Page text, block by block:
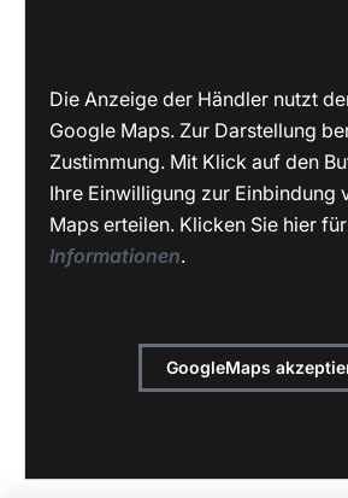
Die Anzeige der Händler nutzt
Google Maps. Zur Darstellung
Zustimmung. Mit Klick auf den
Ihre Einwilligung zur Einbindung
Maps erteilen. Klicken Sie hier
Informationen.
GoogleMaps